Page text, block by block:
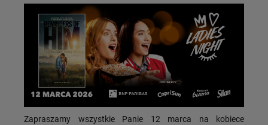
Zapraszamy wszystkie Panie 12 marca na kobiece